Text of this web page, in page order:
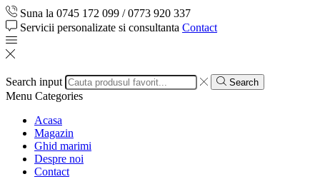
Suna la 0745 172 099 / 0773 920 337
Servicii personalizate si consultanta Contact
Search input Search
Menu Categories
Acasa
Magazin
Ghid marimi
Despre noi
Contact